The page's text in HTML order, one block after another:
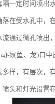
一定时问喷出
在受水孔中，
通过微孔喷出
物(鱼、龙)口中
样，有层次，
头和灯光设置